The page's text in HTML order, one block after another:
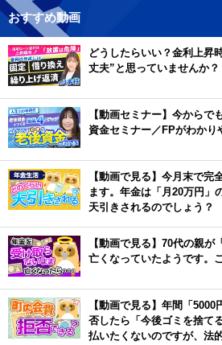
おすすめ動画
どうしたらいい？金利上昇
丈夫”と思っていませんか？
【動画セミナー】今からで
資金セミナー／FPがわかり
【動画で見る】今月末で完
ます。年金は「月20万円」
天引きされるのでしょう？
【動画で見る】70代の親が
亡くなっていたようです。
【動画で見る】年間「
否したら「今後ゴミを捨て
払いたくないのですが、法